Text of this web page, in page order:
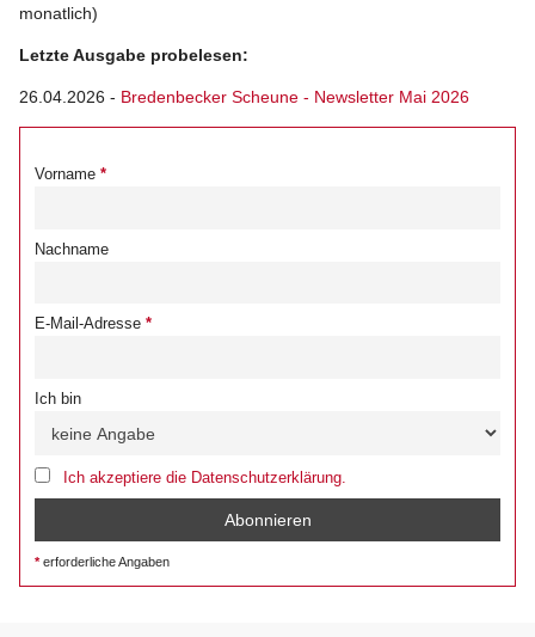
monatlich)
Letzte Ausgabe probelesen:
26.04.2026 - Bredenbecker Scheune - Newsletter Mai 2026
Vorname
Nachname
E-Mail-Adresse
Ich bin
Ich akzeptiere die Datenschutzerklärung.
erforderliche Angaben